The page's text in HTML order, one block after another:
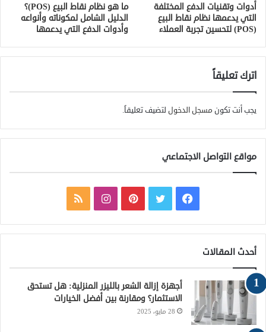
أدوات وتقنيات الدفع المختلفة
التي يدعمها نظام نقاط البيع
(POS) لتحسين تجربة العملاء
ما هو نظام نقاط البيع (POS)؟
الدليل الشامل لمكوناته وأنواعه
وأدوات الدفع التي يدعمها
اترك تعليقاً
يجب أنت تكون مسجل الدخول لتضيف تعليقاً.
مواقع التواصل الاجتماعي
ي
ب
و
ك
و
ت
ر
ي
ت
ي
ن
ت
ق
ل
ص
ا
أحدث المقالات
أجهزة إزالة الشعر بالليزر المنزلية: هل تستحق
الاستثمار؟ ومقارنة بين أفضل الخيارات
28 مايو، 2025